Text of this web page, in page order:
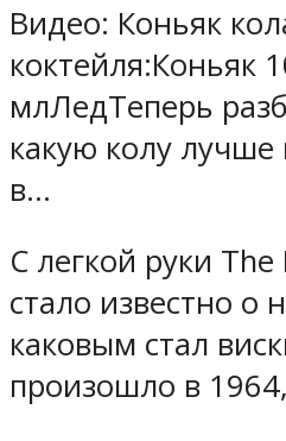
Видео: Коньяк
коктейля:Коньяк
млЛедТеперь
какую колу лучше
в…
С легкой руки
стало известно о
каковым стал
произошло в